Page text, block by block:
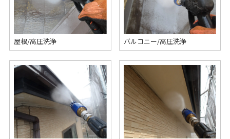
屋根/高圧洗浄 バルコニー/高圧洗浄